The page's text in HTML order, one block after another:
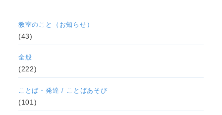
ことば・発達 / ことばあそび
(101)
全般
(222)
教室のこと（お知らせ）
(43)